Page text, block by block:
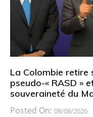
La Colombie retire
pseudo-« RASD »
souveraineté du
Posted On: 08/08/2026